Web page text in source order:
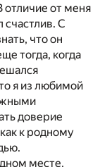
отличие от меня
С
что он
тогда, когда
я из любимой
доверие
к родному
месте,